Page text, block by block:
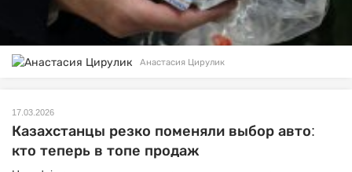
Анастасия Цирулик
17.03.2026
Казахстанцы резко поменяли выбор авто:
кто теперь в топе продаж